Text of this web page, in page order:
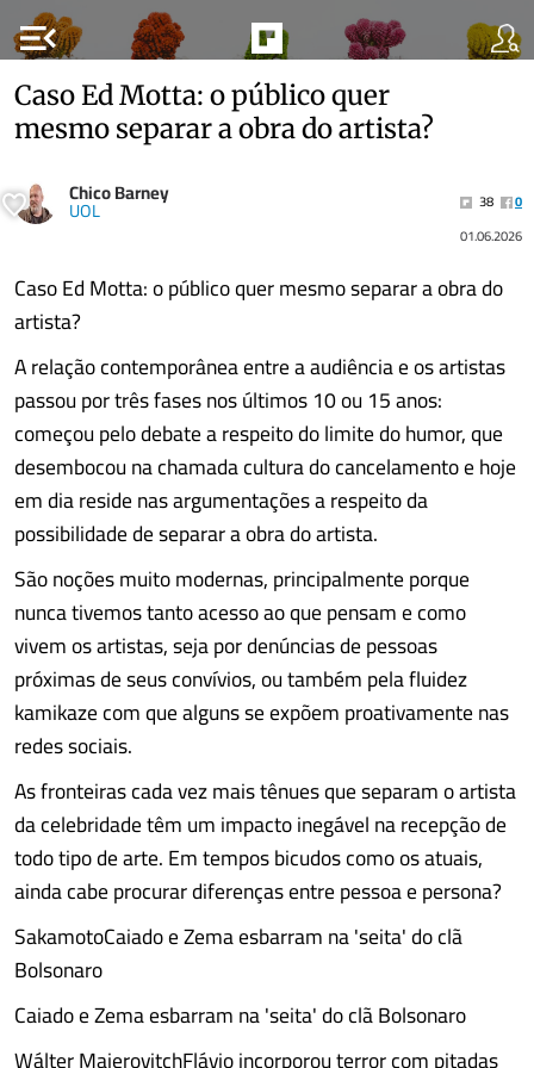
menu_open
Caso Ed Motta: o público quer
mesmo separar a obra do artista?
Chico Barney
UOL 38
0
01.06.2026
Caso Ed Motta: o público quer mesmo separar a obra do
artista?
A relação contemporânea entre a audiência e os artistas
passou por três fases nos últimos 10 ou 15 anos:
começou pelo debate a respeito do limite do humor, que
desembocou na chamada cultura do cancelamento e hoje
em dia reside nas argumentações a respeito da
possibilidade de separar a obra do artista.
São noções muito modernas, principalmente porque
nunca tivemos tanto acesso ao que pensam e como
vivem os artistas, seja por denúncias de pessoas
próximas de seus convívios, ou também pela fluidez
kamikaze com que alguns se expõem proativamente nas
redes sociais.
As fronteiras cada vez mais tênues que separam o artista
da celebridade têm um impacto inegável na recepção de
todo tipo de arte. Em tempos bicudos como os atuais,
ainda cabe procurar diferenças entre pessoa e persona?
SakamotoCaiado e Zema esbarram na 'seita' do clã
Bolsonaro
Caiado e Zema esbarram na 'seita' do clã Bolsonaro